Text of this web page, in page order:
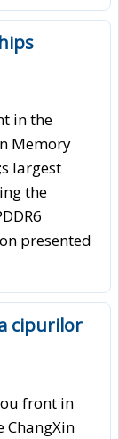
in the
Memory
largest
the
presented
cipurilor
front in